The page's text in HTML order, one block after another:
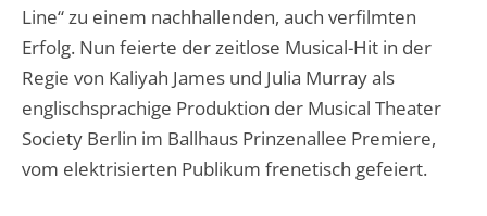
Line“ zu einem nachhallenden, auch verfilmten
Erfolg. Nun feierte der zeitlose Musical-Hit in der
Regie von Kaliyah James und Julia Murray als
englischsprachige Produktion der Musical Theater
Society Berlin im Ballhaus Prinzenallee Premiere,
vom elektrisierten Publikum frenetisch gefeiert.